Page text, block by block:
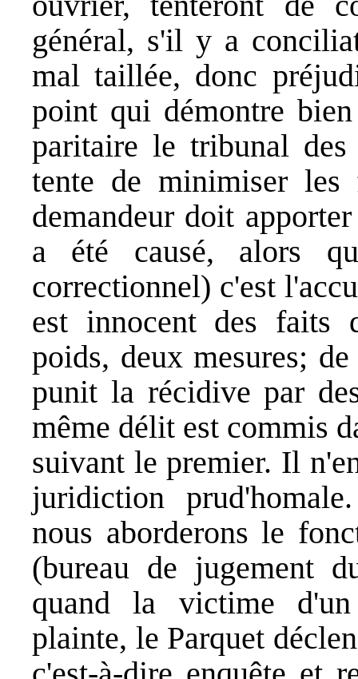
général, s'il y a
mal taillée, donc
point qui démontre
paritaire le tribunal des
tente de minimiser les
demandeur doit
a été causé, alors
correctionnel) c'est
est innocent des faits
poids, deux mesures;
punit la récidive par
même délit est commis
suivant le premier. Il
juridiction
nous aborderons le
(bureau de jugement
quand la victime d'un
plainte, le Parquet